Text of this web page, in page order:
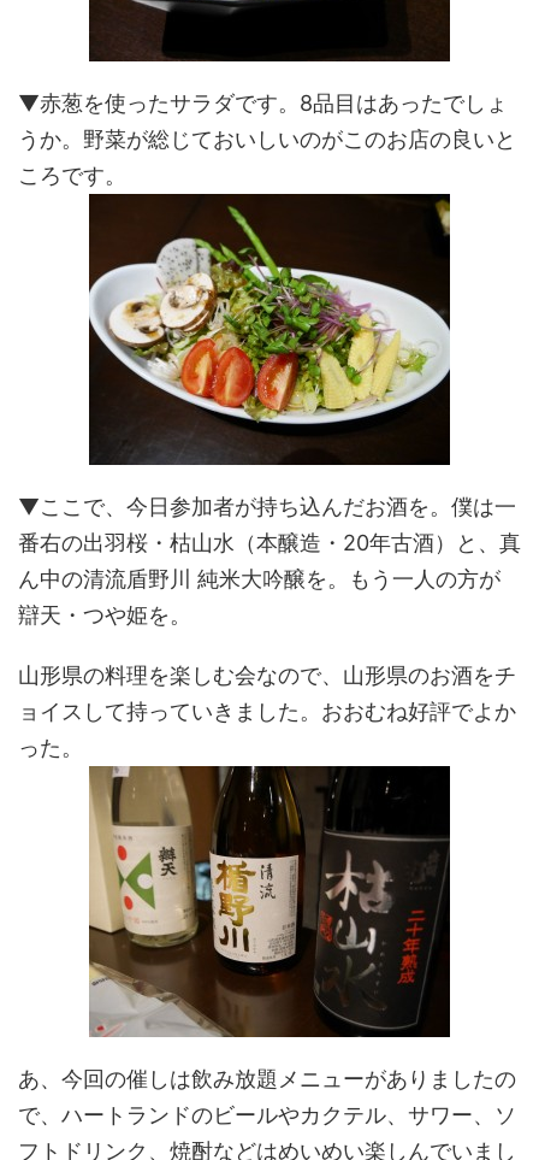
▼赤葱を使ったサラダです。8品目はあったでしょ
うか。野菜が総じておいしいのがこのお店の良いと
ころです。
▼ここで、今日参加者が持ち込んだお酒を。僕は一
番右の出羽桜・枯山水（本醸造・20年古酒）と、真
ん中の清流盾野川 純米大吟醸を。もう一人の方が
辯天・つや姫を。
山形県の料理を楽しむ会なので、山形県のお酒をチ
ョイスして持っていきました。おおむね好評でよか
った。
あ、今回の催しは飲み放題メニューがありましたの
で、ハートランドのビールやカクテル、サワー、ソ
フトドリンク、焼酎などはめいめい楽しんでいまし